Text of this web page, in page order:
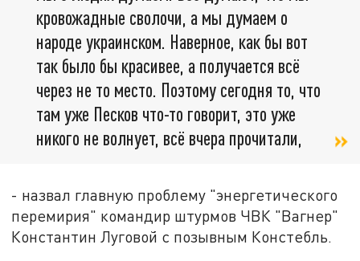
кровожадные сволочи, а мы думаем о
народе украинском. Наверное, как бы вот
так было бы красивее, а получается всё
через не то место. Поэтому сегодня то, что
там уже Песков что-то говорит, это уже
никого не волнует, всё вчера прочитали,
- назвал главную проблему "энергетического
перемирия" командир штурмов ЧВК "Вагнер"
Константин Луговой с позывным Констебль.